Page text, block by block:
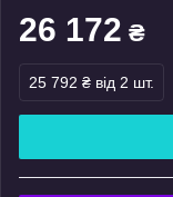
26 172 ₴
25 792 ₴ від 2 шт.